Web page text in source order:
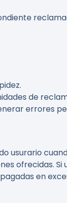
de
errores
usurario
ofrecidas.
en